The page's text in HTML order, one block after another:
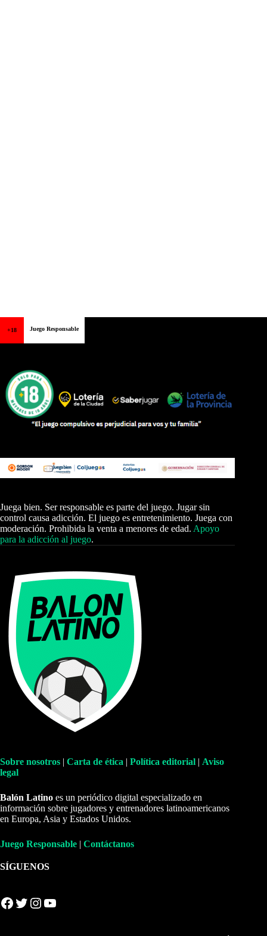
+18 Juego Responsable
Juega bien. Ser responsable es parte del juego. Jugar sin
control causa adicción. El juego es entretenimiento. Juega con
moderación. Prohibida la venta a menores de edad. Apoyo
para la adicción al juego.
Sobre nosotros | Carta de ética | Política editorial | Aviso
legal
Balón Latino es un periódico digital especializado en
información sobre jugadores y entrenadores latinoamericanos
en Europa, Asia y Estados Unidos.
Juego Responsable | Contáctanos
SÍGUENOS
Facebook Twitter Instagram YouTube